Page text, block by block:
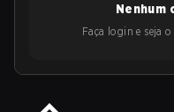
Nenhum
Faça login e seja